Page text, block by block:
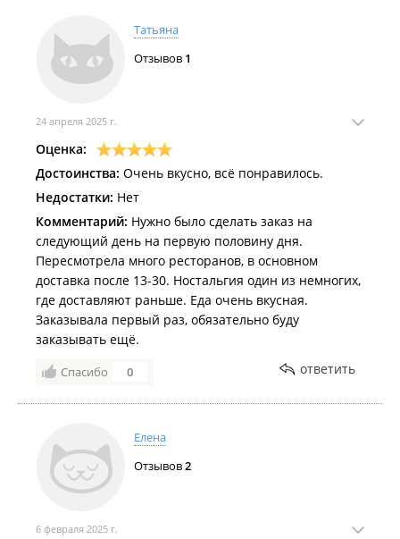
Татьяна
Отзывов 1
24 апреля 2025 г.
Оценка:
Достоинства: Очень вкусно, всё понравилось.
Недостатки: Нет
Комментарий: Нужно было сделать заказ на
следующий день на первую половину дня.
Пересмотрела много ресторанов, в основном
доставка после 13-30. Ностальгия один из немногих,
где доставляют раньше. Еда очень вкусная.
Заказывала первый раз, обязательно буду
заказывать ещё.
Спасибо 0 ответить
Елена
Отзывов2
6 февраля 2025 г.